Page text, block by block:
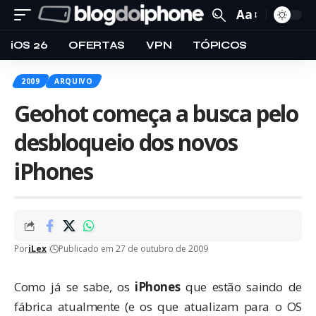
Aa
iOS 26 OFERTAS VPN TÓPICOS
2009 ARQUIVO
Geohot começa a busca pelo
desbloqueio dos novos
iPhones
PoriLex Publicado em 27 de outubro de 2009
Como já se sabe, os iPhonesque estão saindo de
fábrica atualmente (e os que atualizam para o OS